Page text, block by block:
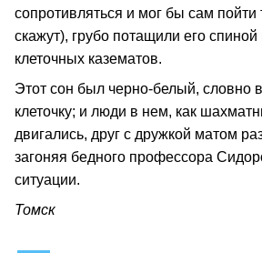
сопротивляться и мог бы сам пойти
скажут), грубо потащили его
клеточных казематов.
Этот сон был черно-белый, словно
клеточку; и люди в нем, как
двигались, друг с дружкой матом
загоняя бедного профессора
ситуации.
Томск